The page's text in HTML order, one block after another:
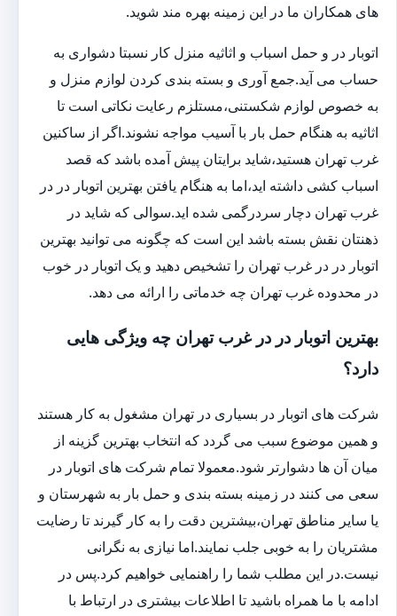
های همکاران ما در این زمینه بهره مند شوید.
اتوبار در و حمل اسباب و اثاثیه منزل کار نسبتا دشواری به
حساب می آید.جمع آوری و بسته بندی کردن لوازم منزل و
به خصوص لوازم شکستنی،مستلزم رعایت نکاتی است تا
اثاثیه به هنگام حمل بار با آسیب مواجه نشوند.اگر از ساکنین
غرب تهران هستید،شاید برایتان پیش آمده باشد که قصد
اسباب کشی داشته اید،اما به هنگام یافتن بهترین اتوبار در در
غرب تهران دچار سردرگمی شده اید.سوالی که شاید در
ذهنتان نقش بسته باشد این است که چگونه می توانید بهترین
اتوبار در در غرب تهران را تشخیص دهید و یک اتوبار در خوب
در محدوده غرب تهران چه خدماتی را ارائه می دهد.
بهترین اتوبار در در غرب تهران چه ویژگی هایی
دارد؟
شرکت های اتوبار در بسیاری در تهران مشغول به کار هستند
و همین موضوع سبب می گردد که انتخاب بهترین گزینه از
میان آن ها دشوارتر شود.معمولا تمام شرکت های اتوبار در
سعی می کنند در زمینه بسته بندی و حمل بار به شهرستان و
یا سایر مناطق تهران،بیشترین دقت را به کار گیرند تا رضایت
مشتریان را به خوبی جلب نمایند.اما نیازی به نگرانی
نیست.در این مطلب شما را راهنمایی خواهیم کرد.پس در
ادامه با ما همراه باشید تا اطلاعات بیشتری در ارتباط با